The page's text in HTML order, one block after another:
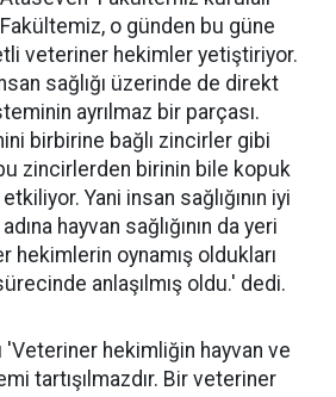
Fakültemiz, o günden bu güne
veteriner hekimler yetiştiriyor.
sağlığı üzerinde de direkt
ayrılmaz bir parçası.
birbirine bağlı zincirler gibi
zincirlerden birinin bile kopuk
Yani insan sağlığının iyi
hayvan sağlığının da yeri
hekimlerin oynamış oldukları
anlaşılmış oldu.' dedi.
'Veteriner hekimliğin hayvan ve
tartışılmazdır. Bir veteriner